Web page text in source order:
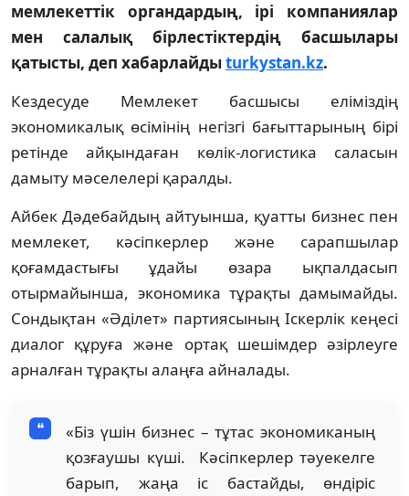
мемлекеттік органдардың, ірі компаниялар
мен салалық бірлестіктердің басшылары
қатысты, деп хабарлайдыturkystan.kz.
Кездесуде Мемлекет басшысы еліміздің
экономикалық өсімінің негізгі бағыттарының бірі
ретінде айқындаған көлік-логистика саласын
дамыту мəселелері қаралды.
Айбек Дəдебайдың айтуынша, қуатты бизнес пен
мемлекет, кəсіпкерлер жəне сарапшылар
қоғамдастығы ұдайы өзара ықпалдасып
отырмайынша, экономика тұрақты дамымайды.
Сондықтан «Əділет» партиясының Іскерлік кеңесі
диалог құруға жəне ортақ шешімдер əзірлеуге
арналған тұрақты алаңға айналады.
«Біз үшін бизнес – тұтас экономиканың
қозғаушы күші. Кəсіпкерлер тəуекелге
барып, жаңа іс бастайды, өндіріс